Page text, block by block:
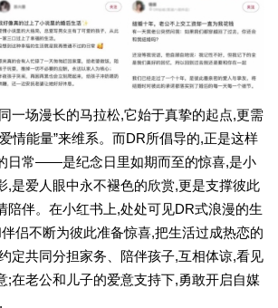
一场漫长的马拉松,它始于真挚的起点,更需
情能量”来维系。而DR所倡导的,正是这样
日常——是纪念日里如期而至的惊喜,是小
,是爱人眼中永不褪色的欣赏,更是支撑彼此
陪伴。在小红书上,处处可见DR式浪漫的生
侣不断为彼此准备惊喜,把生活过成热恋的
定共同分担家务、陪伴孩子,互相体谅,看见
;在老公和儿子的爱意支持下,勇敢开启自媒